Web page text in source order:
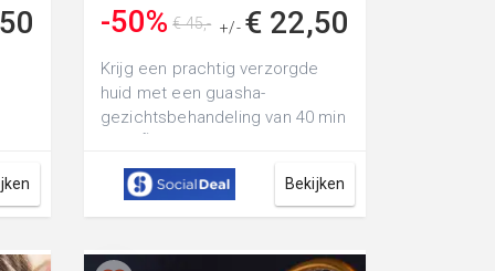
-50% +/- € 22,50
€ 45,-
Krijg een prachtig verzorgde
huid met een guasha-
gezichtsbehandeling van 40 min
met een ont...
Bekijken